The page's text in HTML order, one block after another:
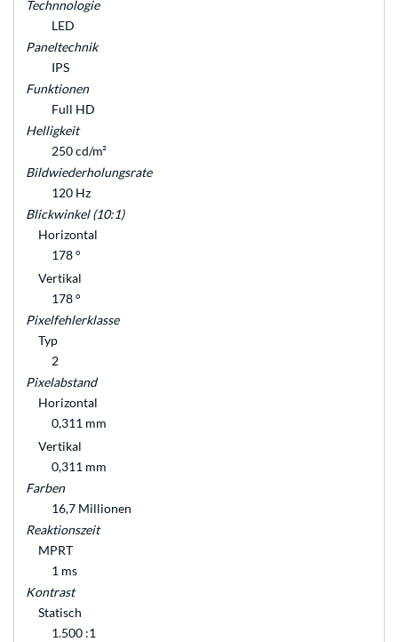
Technnologie
LED
Paneltechnik
IPS
Funktionen
Full HD
Helligkeit
250 cd/m²
Bildwiederholungsrate
120 Hz
Blickwinkel (10:1)
Horizontal
178 °
Vertikal
178 °
Pixelfehlerklasse
Typ
2
Pixelabstand
Horizontal
0,311 mm
Vertikal
0,311 mm
Farben
16,7 Millionen
Reaktionszeit
MPRT
1 ms
Kontrast
Statisch
1.500 :1